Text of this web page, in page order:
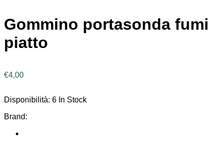
Gommino portasonda fumi
piatto
€4,00
Disponibilità: 6 In Stock
Brand: